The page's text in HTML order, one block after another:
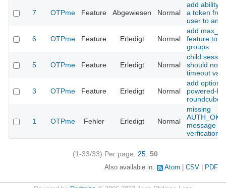
7 OTPme Feature Abgewiesen Normal
add ability
a token
user to
6 OTPme Feature Erledigt Normal
add
feature to
groups
5 OTPme Feature Erledigt Normal
child
should not
timeout
3 OTPme Feature Erledigt Normal
add optional
powered-
roundcube
1 OTPme Fehler Erledigt Normal
missing
message
verfication
(1-33/33) Per page: 25, 50
Also available in: Atom CSV PDF